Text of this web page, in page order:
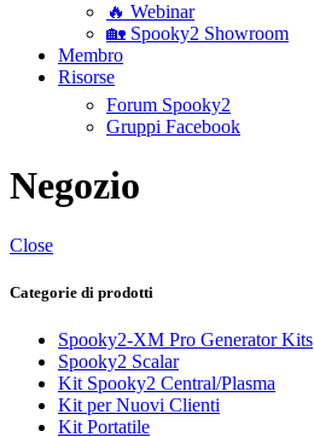
🔥 Webinar
🏡 Spooky2 Showroom
Membro
Risorse
Forum Spooky2
Gruppi Facebook
Negozio
Close
Categorie di prodotti
Spooky2-XM Pro Generator Kits
Spooky2 Scalar
Kit Spooky2 Central/Plasma
Kit per Nuovi Clienti
Kit Portatile